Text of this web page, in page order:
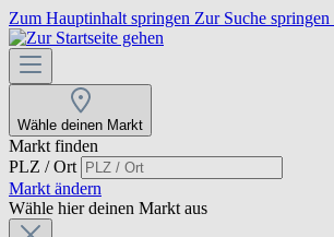
Zum Hauptinhalt springen Zur Suche springen
Wähle deinen Markt
Markt finden
PLZ / Ort
Markt ändern
Wähle hier deinen Markt aus